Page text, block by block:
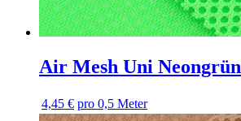
Air Mesh Uni Neongrün
4,45 € pro 0,5 Meter